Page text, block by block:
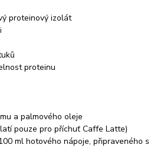
proteinový izolát
proteinu
a palmového oleje
pouze pro příchuť Caffe Latte)
ml hotového nápoje, připraveného s